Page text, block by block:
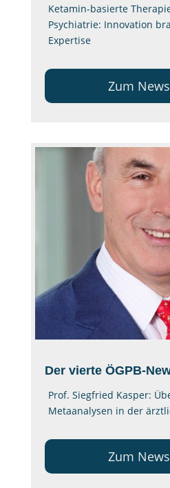
Ketamin-basierte
Psychiatrie: Innovation
Expertise​
Zum
Der vierte ÖGPB-
Prof. Siegfried Kasper:
Metaanalysen in der
Zum